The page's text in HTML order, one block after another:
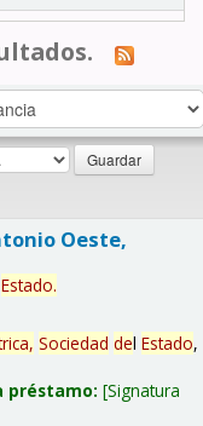
Oeste,
Estado.
Sociedad del Estado,
préstamo: Signatura